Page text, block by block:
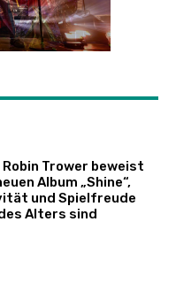
Trower beweist
Album „Shine“,
und Spielfreude
Alters sind